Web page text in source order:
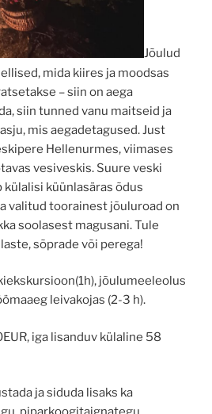
Jõulud
mida kiires ja moodsas
– siin on aega
siin tunned vanu maitseid ja
mis aegadetagused. Just
Hellenurmes, viimases
vesiveskis. Suure veski
küünlasäras õdus
valitud toorainest jõuluroad on
soolasest magusani. Tule
sõprade või perega!
jõulumeeleolus
leivakojas (2-3 h).
iga lisanduv külaline 58
ja siduda lisaks ka